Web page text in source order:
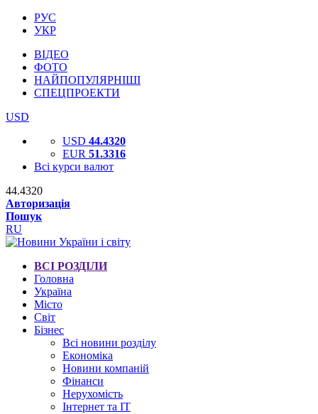
РУС
УКР
ВІДЕО
ФОТО
НАЙПОПУЛЯРНІШІ
СПЕЦПРОЕКТИ
USD
USD 44.4320
EUR 51.3316
Всі курси валют
44.4320
Авторизація
Пошук
RU
ВСІ РОЗДІЛИ
Головна
Україна
Місто
Світ
Бізнес
Всі новини розділу
Економіка
Новини компаній
Фінанси
Нерухомість
Інтернет та IT